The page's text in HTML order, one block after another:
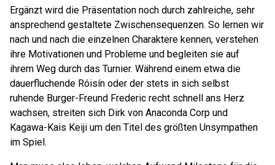
Ergänzt wird die Präsentation noch durch zahlreiche, sehr
ansprechend gestaltete Zwischensequenzen. So lernen wir
nach und nach die einzelnen Charaktere kennen, verstehen
ihre Motivationen und Probleme und begleiten sie auf
ihrem Weg durch das Turnier. Während einem etwa die
dauerfluchende Róisín oder der stets in sich selbst
ruhende Burger-Freund Frederic recht schnell ans Herz
wachsen, streiten sich Dirk von Anaconda Corp und
Kagawa-Kais Keiji um den Titel des größten Unsympathen
im Spiel.